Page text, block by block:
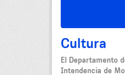
Cultura
El Departamento
Intendencia de